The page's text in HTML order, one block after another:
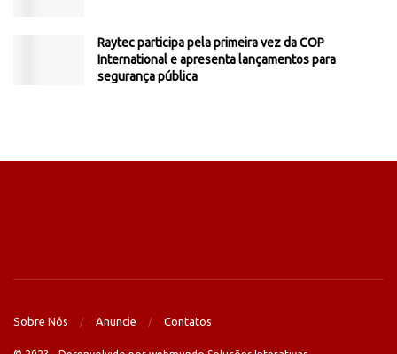
Raytec participa pela primeira vez da COP
International e apresenta lançamentos para
segurança pública
Sobre Nós Anuncie Contatos